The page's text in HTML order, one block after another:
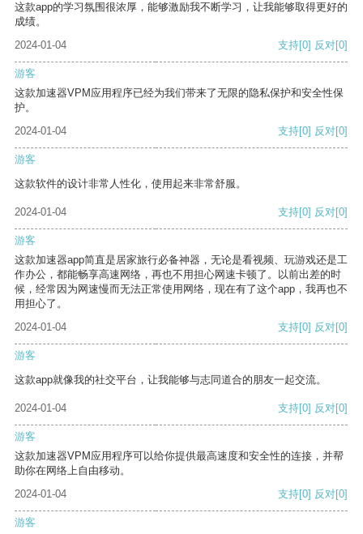
这款app的学习氛围很浓厚，能够激励我不断学习，让我能够取得更好的
成绩。
2024-01-04
支持[0] 反对[0]
游客
这款加速器VPM应用程序已经为我们带来了无限的隐私保护和安全性保
护。
2024-01-04
支持[0] 反对[0]
游客
这款软件的设计非常人性化，使用起来非常舒服。
2024-01-04 支持[0] 反对[0]
游客
这款加速器app简直是居家旅行必备神器，无论是看视频、玩游戏还是工
作办公，都能畅享高速网络，再也不用担心网速卡顿了。以前出差的时
候，经常因为网速慢而无法正常使用网络，现在有了这个app，我再也不
用担心了。
2024-01-04
支持[0] 反对[0]
游客
这款app就像我的社交平台，让我能够与志同道合的朋友一起交流。
2024-01-04 支持[0] 反对[0]
游客
这款加速器VPM应用程序可以给你提供最高速度和安全性的连接，并帮
助你在网络上自由移动。
2024-01-04
支持[0] 反对[0]
游客